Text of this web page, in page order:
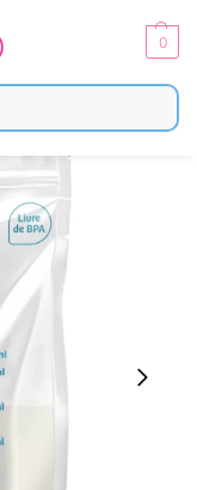
0